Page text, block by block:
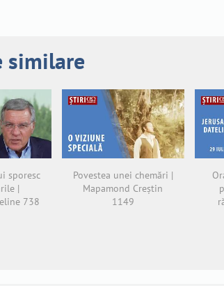
similare
sporesc
|
738
Povestea unei chemări |
Mapamond Creștin
1149